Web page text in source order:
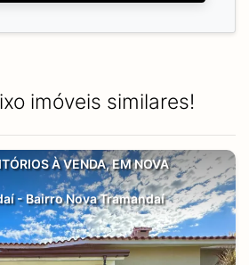
imóveis similares!
À VENDA, EM NOVA
- Bairro Nova Tramandaí